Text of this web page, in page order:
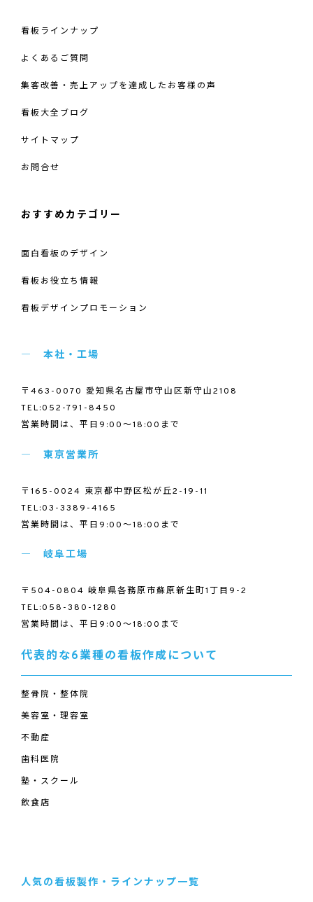
ー
ジ
看板ラインナップ
よくあるご質問
集客改善・売上アップを達成したお客様の声
看板大全ブログ
サイトマップ
お問合せ
おすすめカテゴリー
面白看板のデザイン
看板お役立ち情報
看板デザインプロモーション
本社・工場
〒463-0070 愛知県名古屋市守山区新守山2108
TEL:052-791-8450
営業時間は、平日9:00～18:00まで
東京営業所
〒165-0024 東京都中野区松が丘2-19-11
TEL:03-3389-4165
営業時間は、平日9:00～18:00まで
岐阜工場
〒504-0804 岐阜県各務原市蘇原新生町1丁目9-2
TEL:058-380-1280
営業時間は、平日9:00～18:00まで
代表的な6業種の看板作成について
整骨院・整体院
美容室・理容室
不動産
歯科医院
塾・スクール
飲食店
人気の看板製作・ラインナップ一覧